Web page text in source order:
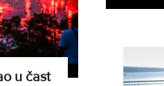
u čast